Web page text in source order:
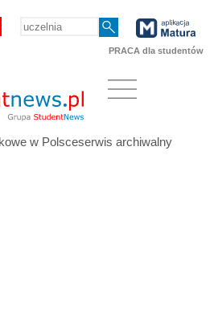
PRACA dla studentów
w Polsceserwis archiwalny